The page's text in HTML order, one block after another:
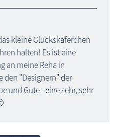
kleine Glückskäferchen
halten! Es ist eine
an meine Reha in
den "Designern" der
und Gute - eine sehr, sehr